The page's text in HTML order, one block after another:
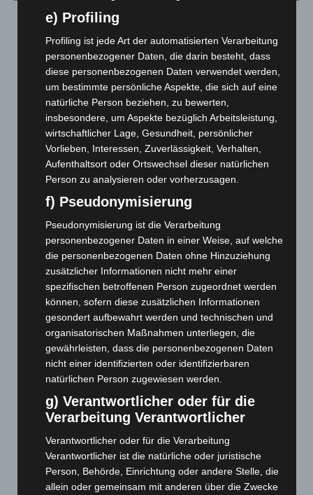
August 2026(14)
Juli 2026(73)
Juni 2026(139)
Mai 2026(99)
April 2026(99)
März 2026(115)
Februar 2026(109)
Januar 2026(122)
(103)
November 2025(114)
Oktober 2025(112)
September 2025(93)
August 2025(90)
Juli 2025(90)
Juni 2025(103)
Mai 2025(112)
April 2025
(88)
März 2025(111)
Februar 2025(96)
Januar 2025(88)
Dezember 2024(89)
November 2024(94)
Oktober 2024(93)
e) Profiling
Profiling ist jede Art der automatisierten Verarbeitung
personenbezogener Daten, die darin besteht, dass
diese personenbezogenen Daten verwendet werden,
um bestimmte persönliche Aspekte, die sich auf eine
natürliche Person beziehen, zu bewerten,
insbesondere, um Aspekte bezüglich Arbeitsleistung,
wirtschaftlicher Lage, Gesundheit, persönlicher
Vorlieben, Interessen, Zuverlässigkeit, Verhalten,
Aufenthaltsort oder Ortswechsel dieser natürlichen
Person zu analysieren oder vorherzusagen.
f) Pseudonymisierung
Pseudonymisierung ist die Verarbeitung
personenbezogener Daten in einer Weise, auf welche
die personenbezogenen Daten ohne Hinzuziehung
zusätzlicher Informationen nicht mehr einer
spezifischen betroffenen Person zugeordnet werden
können, sofern diese zusätzlichen Informationen
gesondert aufbewahrt werden und technischen und
organisatorischen Maßnahmen unterliegen, die
gewährleisten, dass die personenbezogenen Daten
nicht einer identifizierten oder identifizierbaren
natürlichen Person zugewiesen werden.
g) Verantwortlicher oder für die
Verarbeitung Verantwortlicher
Verantwortlicher oder für die Verarbeitung
Verantwortlicher ist die natürliche oder juristische
Person, Behörde, Einrichtung oder andere Stelle, die
allein oder gemeinsam mit anderen über die Zwecke